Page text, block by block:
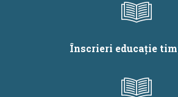
Înscrieri educație